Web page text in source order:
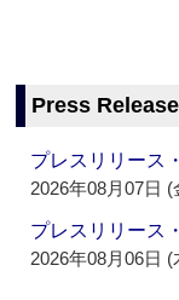
Press
プレスリリース
2026年08月07日 (
プレスリリース
2026年08月06日 (